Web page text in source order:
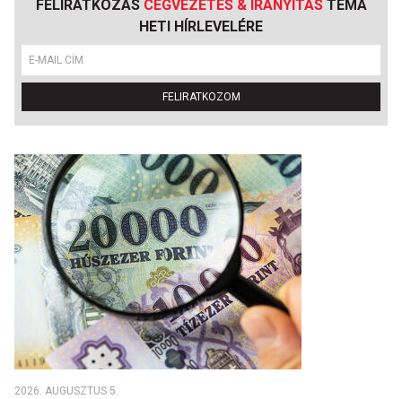
FELIRATKOZÁS CÉGVEZETÉS & IRÁNYÍTÁSTÉMA
HETI HÍRLEVELÉRE
FELIRATKOZOM
2026. AUGUSZTUS 5.